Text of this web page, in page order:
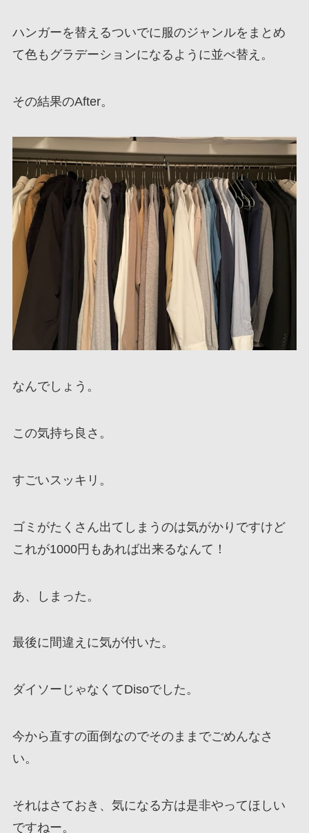
ハンガーを替えるついでに服のジャンルをまとめ
て色もグラデーションになるように並べ替え。
その結果のAfter。
なんでしょう。
この気持ち良さ。
すごいスッキリ。
ゴミがたくさん出てしまうのは気がかりですけど
これが1000円もあれば出来るなんて！
あ、しまった。
最後に間違えに気が付いた。
ダイソーじゃなくてDisoでした。
今から直すの面倒なのでそのままでごめんなさ
い。
それはさておき、気になる方は是非やってほしい
ですねー。